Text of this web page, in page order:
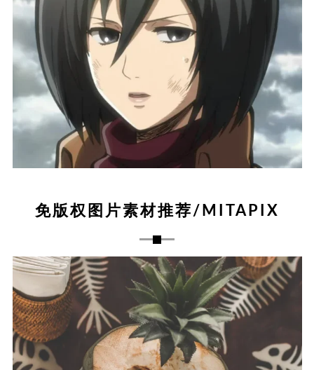
免版权图片素材推荐/MITAPIX